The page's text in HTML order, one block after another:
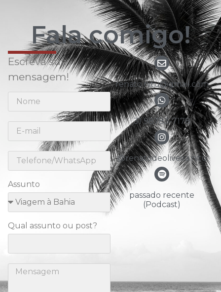
Fala comigo!
Escreva sua
mensagem!
Assunto
Qual assunto ou post?
renato.nitu@gmail.com
31 98783-7178
@renatodeoliveira.nitu
passado recente
(Podcast)